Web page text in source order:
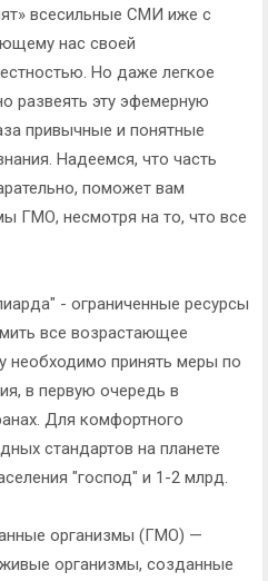
всесильные СМИ иже с
нас своей
Но даже легкое
развеять эту эфемерную
привычные и понятные
Надеемся, что часть
поможет вам
ГМО, несмотря на то, что все
- ограниченные ресурсы
все возрастающее
необходимо принять меры по
в первую очередь в
Для комфортного
стандартов на планете
"господ" и 1-2 млрд.
организмы (ГМО) —
организмы, созданные